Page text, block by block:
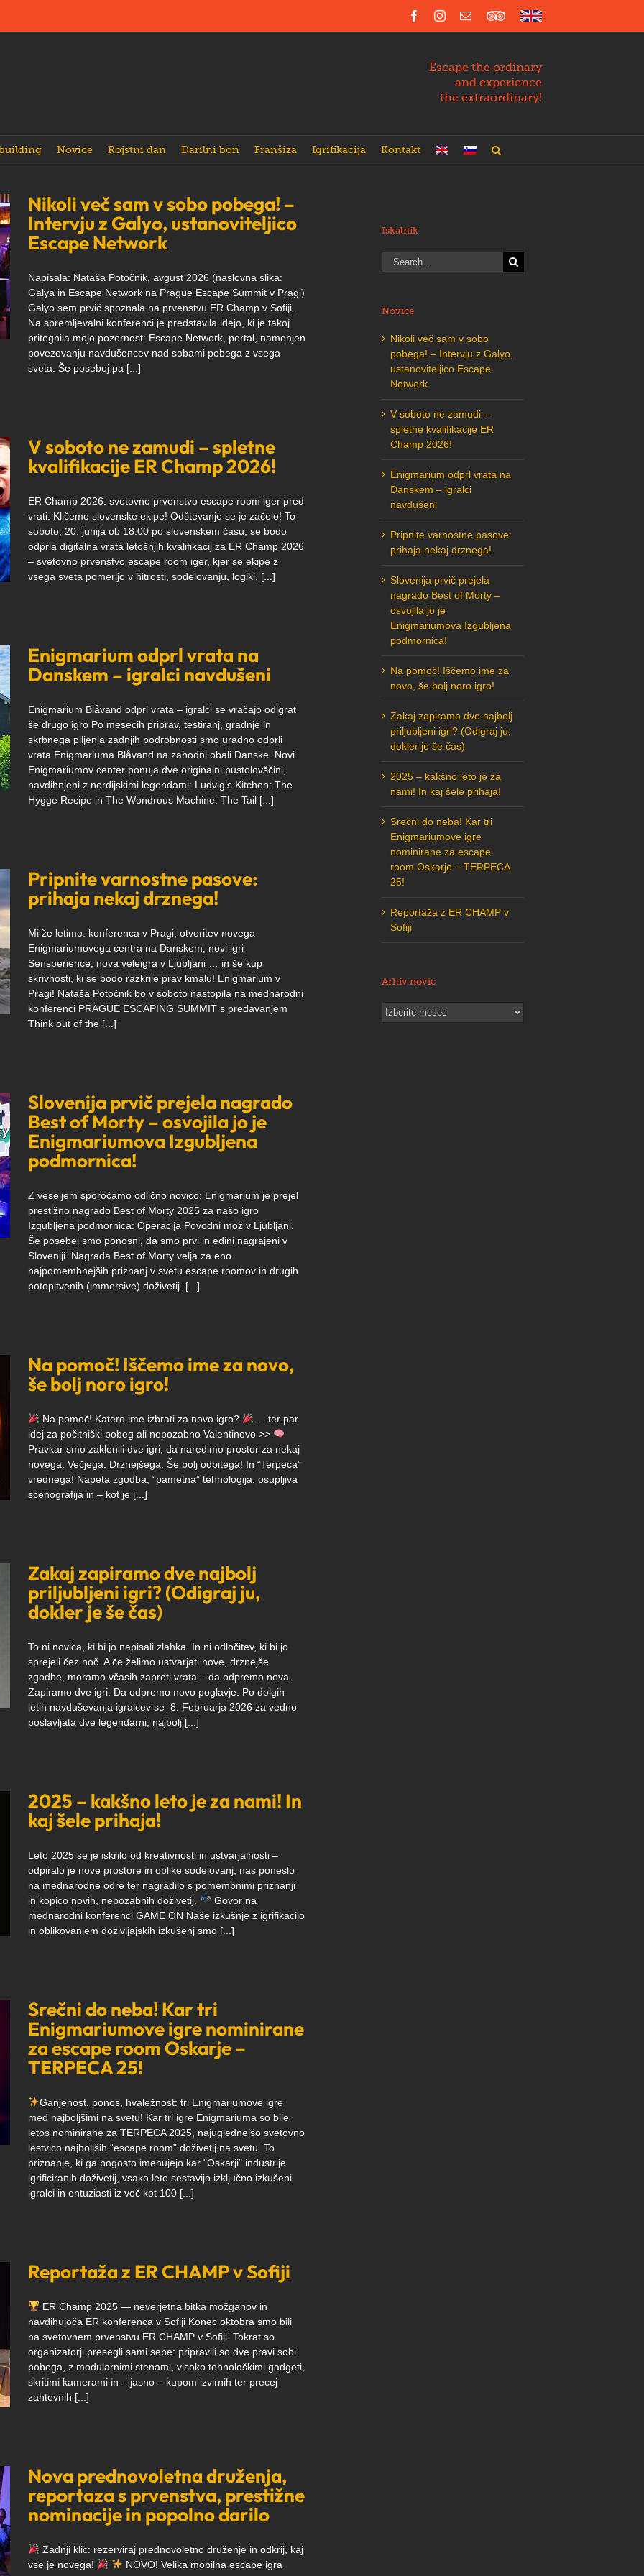
FacebookInstagram
Email
Trip
English
Escape the ordinary
and experience
the extraordinary!
Novice Rojstni dan Darilni bon Franšiza Igrifikacija Kontakt
Nikoli več sam v sobo pobega! –
Intervju z Galyo, ustanoviteljico
Escape Network
Napisala: Nataša Potočnik, avgust 2026 (naslovna slika:
Galya in Escape Network na Prague Escape Summit v Pragi)
Galyo sem prvič spoznala na prvenstvu ER Champ v Sofiji.
Na spremljevalni konferenci je predstavila idejo, ki je takoj
pritegnila mojo pozornost: Escape Network, portal, namenjen
povezovanju navdušencev nad sobami pobega z vsega
sveta. Še posebej pa [...]
V soboto ne zamudi – spletne
kvalifikacije ER Champ 2026!
ER Champ 2026: svetovno prvenstvo escape room iger pred
vrati. Kličemo slovenske ekipe! Odštevanje se je začelo! To
soboto, 20. junija ob 18.00 po slovenskem času, se bodo
odprla digitalna vrata letošnjih kvalifikacij za ER Champ 2026
– svetovno prvenstvo escape room iger, kjer se ekipe z
vsega sveta pomerijo v hitrosti, sodelovanju, logiki, [...]
Enigmarium odprl vrata na
Danskem – igralci navdušeni
Enigmarium Blåvand odprl vrata – igralci se vračajo odigrat
še drugo igro Po mesecih priprav, testiranj, gradnje in
skrbnega piljenja zadnjih podrobnosti smo uradno odprli
vrata Enigmariuma Blåvand na zahodni obali Danske. Novi
Enigmariumov center ponuja dve originalni pustolovščini,
navdihnjeni z nordijskimi legendami: Ludvig’s Kitchen: The
Hygge Recipe in The Wondrous Machine: The Tail [...]
Pripnite varnostne pasove:
prihaja nekaj drznega!
Mi že letimo: konferenca v Pragi, otvoritev novega
Enigmariumovega centra na Danskem, novi igri
Sensperience, nova veleigra v Ljubljani … in še kup
skrivnosti, ki se bodo razkrile prav kmalu! Enigmarium v
Pragi! Nataša Potočnik bo v soboto nastopila na mednarodni
konferenci PRAGUE ESCAPING SUMMIT s predavanjem
Think out of the [...]
Slovenija prvič prejela nagrado
Best of Morty – osvojila jo je
Enigmariumova Izgubljena
podmornica!
Z veseljem sporočamo odlično novico: Enigmarium je prejel
prestižno nagrado Best of Morty 2025 za našo igro
Izgubljena podmornica: Operacija Povodni mož v Ljubljani.
Še posebej smo ponosni, da smo prvi in edini nagrajeni v
Sloveniji. Nagrada Best of Morty velja za eno
najpomembnejših priznanj v svetu escape roomov in drugih
potopitvenih (immersive) doživetij. [...]
Na pomoč! Iščemo ime za novo,
še bolj noro igro!
Na pomoč! Katero ime izbrati za novo igro?
... ter par
idej za počitniški pobeg ali nepozabno Valentinovo >>
Pravkar smo zaklenili dve igri, da naredimo prostor za nekaj
novega. Večjega. Drznejšega. Še bolj odbitega! In “Terpeca”
vrednega! Napeta zgodba, “pametna” tehnologija, osupljiva
scenografija in – kot je [...]
Zakaj zapiramo dve najbolj
priljubljeni igri? (Odigraj ju,
dokler je še čas)
To ni novica, ki bi jo napisali zlahka. In ni odločitev, ki bi jo
sprejeli čez noč. A če želimo ustvarjati nove, drznejše
zgodbe, moramo včasih zapreti vrata – da odpremo nova.
Zapiramo dve igri. Da odpremo novo poglavje. Po dolgih
letih navduševanja igralcev se 8. Februarja 2026 za vedno
poslavljata dve legendarni, najbolj [...]
2025 – kakšno leto je za nami! In
kaj šele prihaja!
Leto 2025 se je iskrilo od kreativnosti in ustvarjalnosti –
odpiralo je nove prostore in oblike sodelovanj, nas poneslo
na mednarodne odre ter nagradilo s pomembnimi priznanji
in kopico novih, nepozabnih doživetij.
Govor na
mednarodni konferenci GAME ON Naše izkušnje z igrifikacijo
in oblikovanjem doživljajskih izkušenj smo [...]
Srečni do neba! Kar tri
Enigmariumove igre nominirane
za escape room Oskarje –
TERPECA 25!
Ganjenost, ponos, hvaležnost: tri Enigmariumove igre
med najboljšimi na svetu! Kar tri igre Enigmariuma so bile
letos nominirane za TERPECA 2025, najuglednejšo svetovno
lestvico najboljših “escape room” doživetij na svetu. To
priznanje, ki ga pogosto imenujejo kar "Oskarji" industrije
igrificiranih doživetij, vsako leto sestavijo izključno izkušeni
igralci in entuziasti iz več kot 100 [...]
Reportaža z ER CHAMP v Sofiji
ER Champ 2025 — neverjetna bitka možganov in
navdihujoča ER konferenca v Sofiji Konec oktobra smo bili
na svetovnem prvenstvu ER CHAMP v Sofiji. Tokrat so
organizatorji presegli sami sebe: pripravili so dve pravi sobi
pobega, z modularnimi stenami, visoko tehnološkimi gadgeti,
skritimi kamerami in – jasno – kupom izvirnih ter precej
zahtevnih [...]
Nova prednovoletna druženja,
reportaza s prvenstva, prestižne
nominacije in popolno darilo
Zadnji klic: rezerviraj prednovoletno druženje in odkrij, kaj
vse je novega!
NOVO! Velika mobilna escape igra
Iskalnik
Search
for:
Novice
Nikoli več sam v sobo
pobega! – Intervju z Galyo,
ustanoviteljico Escape
Network
V soboto ne zamudi –
spletne kvalifikacije ER
Champ 2026!
Enigmarium odprl vrata na
Danskem – igralci
navdušeni
Pripnite varnostne pasove:
prihaja nekaj drznega!
Slovenija prvič prejela
nagrado Best of Morty –
osvojila jo je
Enigmariumova Izgubljena
podmornica!
Na pomoč! Iščemo ime za
novo, še bolj noro igro!
Zakaj zapiramo dve najbolj
priljubljeni igri? (Odigraj ju,
dokler je še čas)
2025 – kakšno leto je za
nami! In kaj šele prihaja!
Srečni do neba! Kar tri
Enigmariumove igre
nominirane za escape
room Oskarje – TERPECA
25!
Reportaža z ER CHAMP v
Sofiji
Arhiv novic
Arhiv
novic